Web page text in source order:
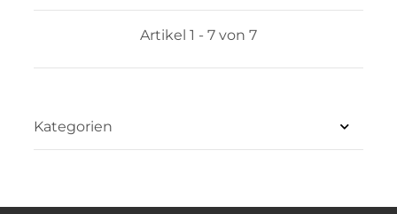
Artikel 1 - 7 von 7
Kategorien